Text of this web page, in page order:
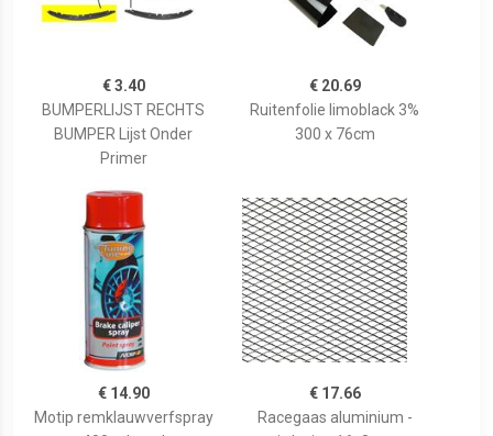
€ 3.40
BUMPERLIJST RECHTS
BUMPER Lijst Onder
Primer
€ 20.69
Ruitenfolie limoblack 3%
300 x 76cm
€ 14.90
Motip remklauwverfspray
€ 17.66
Racegaas aluminium -